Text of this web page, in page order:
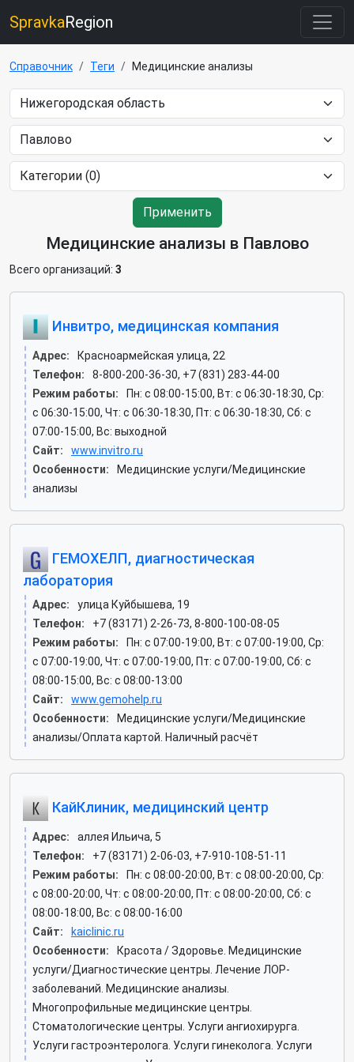
SpravkaRegion
Справочник Теги Медицинские анализы
Применить
Медицинские анализы в Павлово
Всего организаций: 3
Инвитро, медицинская компания
Адрес:
Красноармейская улица, 22
Телефон:
8-800-200-36-30, +7 (831) 283-44-00
Режим работы:
Пн: c 08:00-15:00, Вт: c 06:30-18:30, Ср:
c 06:30-15:00, Чт: c 06:30-18:30, Пт: c 06:30-18:30, Сб: c
07:00-15:00, Вс: выходной
Сайт:
www.invitro.ru
Особенности:
Медицинские услуги/Медицинские
анализы
ГЕМОХЕЛП, диагностическая
лаборатория
Адрес:
улица Куйбышева, 19
Телефон:
+7 (83171) 2-26-73, 8-800-100-08-05
Режим работы:
Пн: c 07:00-19:00, Вт: c 07:00-19:00, Ср:
c 07:00-19:00, Чт: c 07:00-19:00, Пт: c 07:00-19:00, Сб: c
08:00-15:00, Вс: c 08:00-13:00
Сайт:
www.gemohelp.ru
Особенности:
Медицинские услуги/Медицинские
анализы/Оплата картой. Наличный расчёт
КайКлиник, медицинский центр
Адрес:
аллея Ильича, 5
Телефон:
+7 (83171) 2-06-03, +7-910-108-51-11
Режим работы:
Пн: c 08:00-20:00, Вт: c 08:00-20:00, Ср:
c 08:00-20:00, Чт: c 08:00-20:00, Пт: c 08:00-20:00, Сб: c
08:00-18:00, Вс: c 08:00-16:00
Сайт:
kaiclinic.ru
Особенности:
Красота / Здоровье. Медицинские
услуги/Диагностические центры. Лечение ЛОР-
заболеваний. Медицинские анализы.
Многопрофильные медицинские центры.
Стоматологические центры. Услуги ангиохирурга.
Услуги гастроэнтеролога. Услуги гинеколога. Услуги